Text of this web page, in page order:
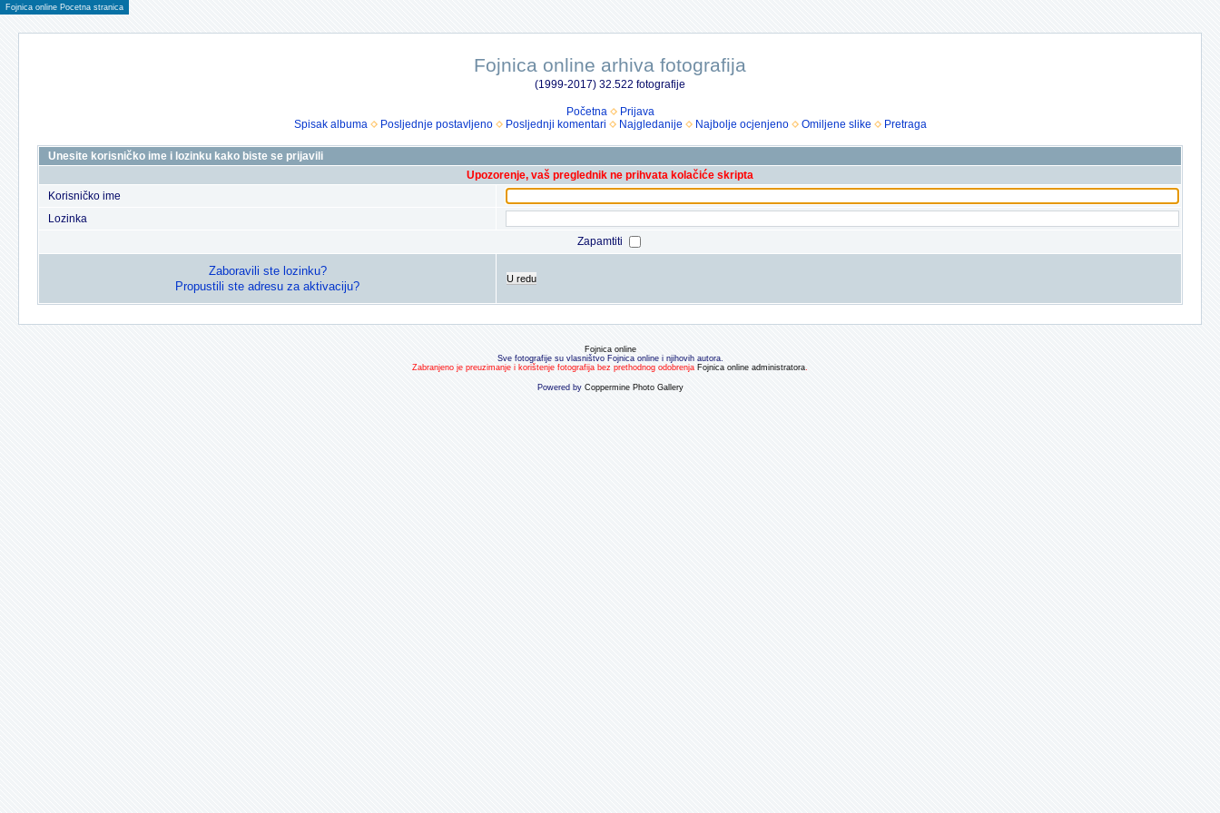
Fojnica online Pocetna stranica
Fojnica online arhiva fotografija
(1999-2017) 32.522 fotografije
Početna
Prijava
Spisak albuma
Posljednje postavljeno Posljednji komentari Najgledanije Najbolje ocjenjeno Omiljene slike Pretraga
Unesite korisničko ime i lozinku kako biste se prijavili
Upozorenje, vaš preglednik ne prihvata kolačiće skripta
Korisničko ime
Lozinka
Zapamtiti
Zaboravili ste lozinku?
Propustili ste adresu za aktivaciju?
U redu
Fojnica online
Sve fotografije su vlasništvo Fojnica online i njihovih autora.
Zabranjeno je preuzimanje i korištenje fotografija bez prethodnog odobrenja Fojnica online administratora.
Powered by Coppermine Photo Gallery